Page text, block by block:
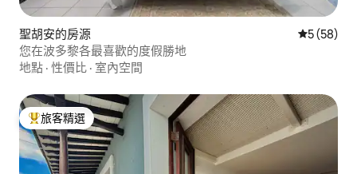
聖胡安的房源 從 58 則評
5 (58)
您在波多黎各最喜歡的度假勝地
地點 · 性價比 · 室內空間
旅客精選榜首
旅客精選